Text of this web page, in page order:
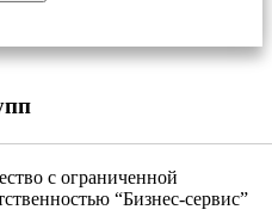
с ограниченной
“Бизнес-сервис”